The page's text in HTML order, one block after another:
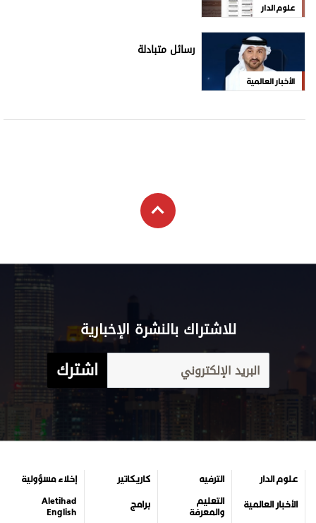
علوم الدار
الأخبار العالمية
رسائل متبادلة
للاشتراك بالنشرة الإخبارية
اشترك
علوم الدار
الأخبار العالمية
الترفيه
التعليم
والمعرفة
كاريكاتير
برامج
إخلاء مسؤولية
Aletihad
English